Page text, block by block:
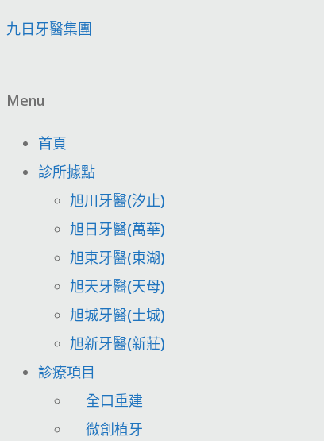
九日牙醫集團
Menu
首頁
診所據點
旭川牙醫(汐止)
旭日牙醫(萬華)
旭東牙醫(東湖)
旭天牙醫(天母)
旭城牙醫(土城)
旭新牙醫(新莊)
診療項目
全口重建
微創植牙